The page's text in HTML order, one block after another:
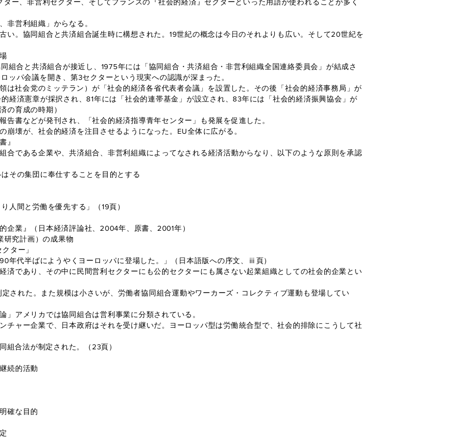
ー、非営利セクター、そしてフランスの『社会的経済』セクターといった用語が使われることが多く
非営利組織」からなる。
い。協同組合と共済組合誕生時に構想された。19世紀の概念は今日のそれよりも広い。そして20世紀を
組合と共済組合が接近し、1975年には「協同組合・共済組合・非営利組織全国連絡委員会」が結成さ
ッパ会議を開き、第3セクターという現実への認識が深まった。
は社会党のミッテラン）が「社会的経済各省代表者会議」を設置した。その後「社会的経済事務局」が
経済憲章が採択され、81年には「社会的連帯基金」が設立され、83年には「社会的経済振興協会」が
の育成の時期）
書などが発刊され、「社会的経済指導青年センター」も発展を促進した。
壊が、社会的経済を注目させるようになった。EU全体に広がる。
』
合である企業や、共済組合、非営利組織によってなされる経済活動からなり、以下のような原則を承認
その集団に奉仕することを目的とする
人間と労働を優先する」（19頁）
業』（日本経済評論社、2004年、原書、2001年）
研究計画）の成果物
ター」
年代半ばにようやくヨーロッパに登場した。」（日本語版への序文、ⅲ頁）
済であり、その中に民間営利セクターにも公的セクターにも属さない起業組織としての社会的企業とい
された。また規模は小さいが、労働者協同組合運動やワーカーズ・コレクティブ運動も登場してい
アメリカでは協同組合は営利事業に分類されている。
チャー企業で、日本政府はそれを受け継いだ。ヨーロッパ型は労働統合型で、社会的排除にこうして社
組合法が制定された。（23頁）
続的活動
確な目的